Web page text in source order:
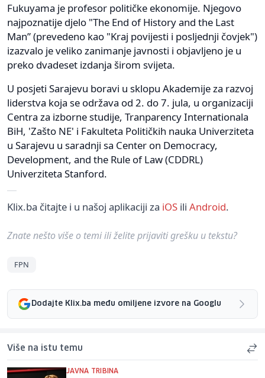
Fukuyama je profesor političke ekonomije. Njegovo
najpoznatije djelo "The End of History and the Last
Man” (prevedeno kao "Kraj povijesti i posljednji čovjek")
izazvalo je veliko zanimanje javnosti i objavljeno je u
preko dvadeset izdanja širom svijeta.
U posjeti Sarajevu boravi u sklopu Akademije za razvoj
liderstva koja se održava od 2. do 7. jula, u organizaciji
Centra za izborne studije, Tranparency Internationala
BiH, 'Zašto NE' i Fakulteta Političkih nauka Univerziteta
u Sarajevu u saradnji sa Center on Democracy,
Development, and the Rule of Law (CDDRL)
Univerziteta Stanford.
Klix.ba čitajte i u našoj aplikaciji za iOS ili Android.
Znate nešto više o temi ili želite prijaviti grešku u tekstu?
FPN
Dodajte Klix.ba među omiljene izvore na Googlu
Više na istu temu
JAVNA TRIBINA